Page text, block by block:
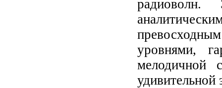
радиоволн.
уровнями,
мелодичной
удивительной